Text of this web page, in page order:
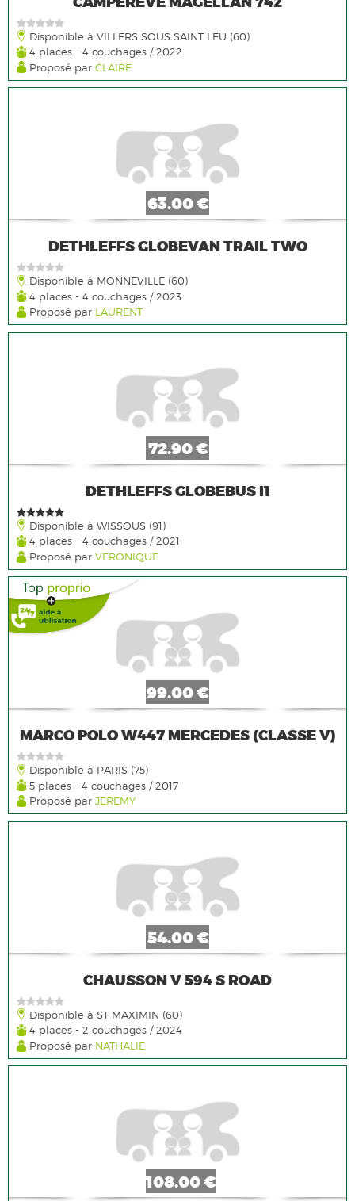
Disponible à VILLERS SOUS SAINT LEU (60)
4 places - 4 couchages / 2022
Proposé par CLAIRE
63.00 €
DETHLEFFS GLOBEVAN TRAIL TWO
Disponible à MONNEVILLE (60)
4 places - 4 couchages / 2023
Proposé par LAURENT
72.90 €
DETHLEFFS GLOBEBUS I1
Disponible à WISSOUS (91)
4 places - 4 couchages / 2021
Proposé par VERONIQUE
99.00 €
MARCO POLO W447 MERCEDES (CLASSE V)
Disponible à PARIS (75)
5 places - 4 couchages / 2017
Proposé par JEREMY
54.00 €
CHAUSSON V 594 S ROAD
Disponible à ST MAXIMIN (60)
4 places - 2 couchages / 2024
Proposé par NATHALIE
108.00 €